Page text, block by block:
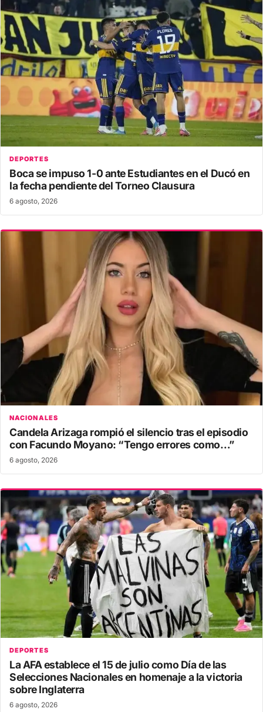
DEPORTES
Boca se impuso 1-0 ante Estudiantes en el Ducó en
la fecha pendiente del Torneo Clausura
6 agosto, 2026
NACIONALES
Candela Arizaga rompió el silencio tras el episodio
con Facundo Moyano: “Tengo errores como…”
6 agosto, 2026
DEPORTES
La AFA establece el 15 de julio como Día de las
Selecciones Nacionales en homenaje a la victoria
sobre Inglaterra
6 agosto, 2026